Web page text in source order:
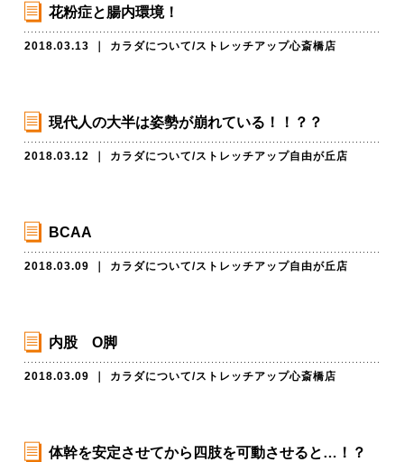
花粉症と腸内環境！
2018.03.13 カラダについて/ストレッチアップ心斎橋店
現代人の大半は姿勢が崩れている！！？？
2018.03.12 カラダについて/ストレッチアップ自由が丘店
BCAA
2018.03.09 カラダについて/ストレッチアップ自由が丘店
内股 O脚
2018.03.09 カラダについて/ストレッチアップ心斎橋店
体幹を安定させてから四肢を可動させると…！？